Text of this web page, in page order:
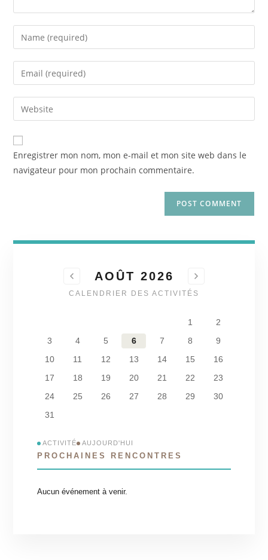
Enregistrer mon nom, mon e-mail et mon site web dans le
navigateur pour mon prochain commentaire.
AOÛT 2026
CALENDRIER DES ACTIVITÉS
1
2
3
4 5 6 7 8
9
10
11 12 13 14 15
16
17
18 19 20 21 22
23
24
25 26 27 28 29
30
31
ACTIVITÉ AUJOURD'HUI
PROCHAINES RENCONTRES
Aucun événement à venir.